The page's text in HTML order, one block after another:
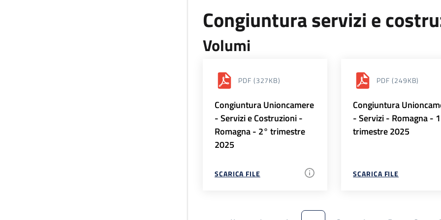
Congiuntura servizi e
Volumi
PDF (327KB)
Congiuntura Unioncamere
- Servizi e Costruzioni -
Romagna - 2° trimestre
2025
SCARICA FILE
PDF (249KB)
Congiuntura
- Servizi - Romagna -
trimestre 2025
SCARICA FILE